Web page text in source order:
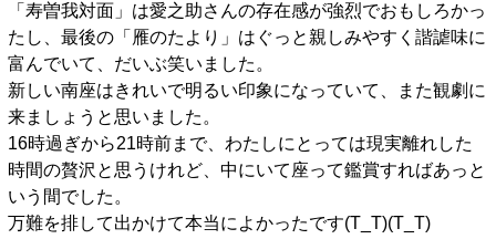
「寿曽我対面」は愛之助さんの存在感が強烈でおもしろかっ
たし、最後の「雁のたより」はぐっと親しみやすく諧謔味に
富んでいて、だいぶ笑いました。
新しい南座はきれいで明るい印象になっていて、また観劇に
来ましょうと思いました。
16時過ぎから21時前まで、わたしにとっては現実離れした
時間の贅沢と思うけれど、中にいて座って鑑賞すればあっと
いう間でした。
万難を排して出かけて本当によかったです(T_T)(T_T)